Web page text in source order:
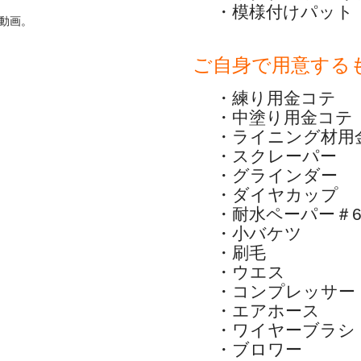
画。
・模様付けパット
ご自身で用意する
・練り用金コテ
・中塗り用金コテ
・ライニング材用
・スクレーパー
・グラインダー
・ダイヤカップ
・耐水ペーパー＃
・小バケツ
・刷毛
・ウエス
・コンプレッサー
・エアホース
・ワイヤーブラシ
・ブロワー